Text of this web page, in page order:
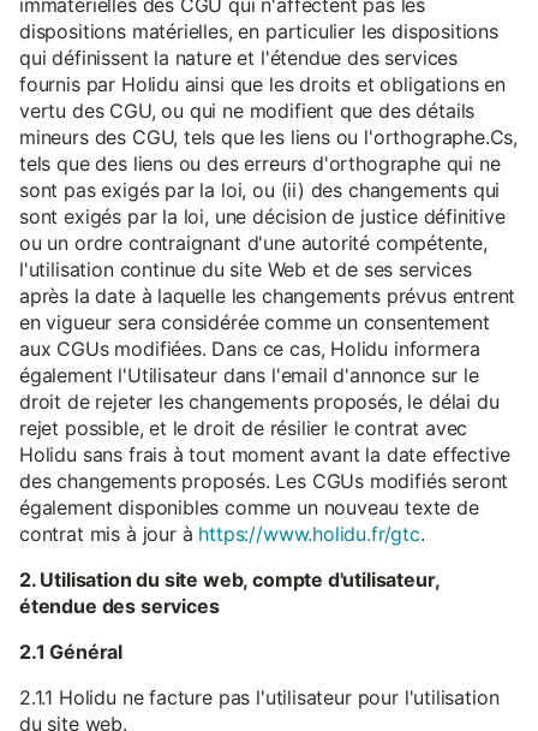
immatérielles des CGU qui n'affectent pas les
dispositions matérielles, en particulier les dispositions
qui définissent la nature et l'étendue des services
fournis par Holidu ainsi que les droits et obligations en
vertu des CGU, ou qui ne modifient que des détails
mineurs des CGU, tels que les liens ou l'orthographe.Cs,
tels que des liens ou des erreurs d'orthographe qui ne
sont pas exigés par la loi, ou (ii) des changements qui
sont exigés par la loi, une décision de justice définitive
ou un ordre contraignant d'une autorité compétente,
l'utilisation continue du site Web et de ses services
après la date à laquelle les changements prévus entrent
en vigueur sera considérée comme un consentement
aux CGUs modifiées. Dans ce cas, Holidu informera
également l'Utilisateur dans l'email d'annonce sur le
droit de rejeter les changements proposés, le délai du
rejet possible, et le droit de résilier le contrat avec
Holidu sans frais à tout moment avant la date effective
des changements proposés. Les CGUs modifiés seront
également disponibles comme un nouveau texte de
contrat mis à jour à https://www.holidu.fr/gtc.
2. Utilisation du site web, compte d'utilisateur,
étendue des services
2.1 Général
2.1.1 Holidu ne facture pas l'utilisateur pour l'utilisation
du site web.